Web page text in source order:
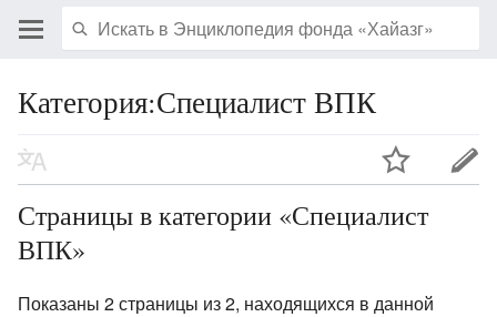
Категория:Специалист ВПК
Страницы в категории «Специалист
ВПК»
Показаны 2 страницы из 2, находящихся в данной